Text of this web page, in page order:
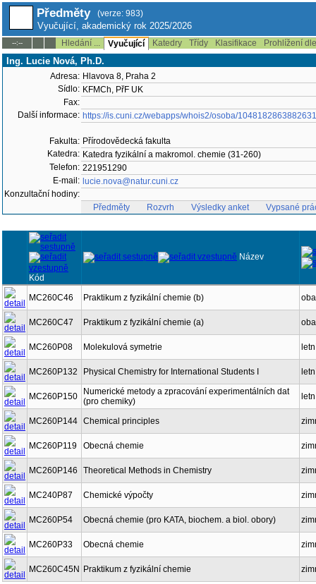
Předměty (verze: 983)
Vyučující, akademický rok 2025/2026
--:-- Hledání ... Vyučující Katedry Třídy Klasifikace Prohlížení
Ing. Lucie Nová, Ph.D.
Adresa: Hlavova 8, Praha 2
Sídlo: KFMCh, PřF UK
Fax:
Další informace: https://is.cuni.cz/webapps/whois2/osoba/1048182863882631
Fakulta: Přírodovědecká fakulta
Katedra: Katedra fyzikální a makromol. chemie (31-260)
Telefon: 221951290
E-mail: lucie.nova@natur.cuni.cz
Konzultační hodiny:
Předměty
Rozvrh Výsledky anket Vypsané
Kód
Název
MC260C46 Praktikum z fyzikální chemie (b) oba
MC260C47 Praktikum z fyzikální chemie (a) oba
MC260P08 Molekulová symetrie
MC260P132 Physical Chemistry for International Students I
MC260P150
Numerické metody a zpracování experimentálních dat
(pro chemiky)
MC260P144 Chemical principles
MC260P119 Obecná chemie
MC260P146 Theoretical Methods in Chemistry
MC240P87 Chemické výpočty
MC260P54 Obecná chemie (pro KATA, biochem. a biol. obory)
MC260P33 Obecná chemie
MC260C45N Praktikum z fyzikální chemie